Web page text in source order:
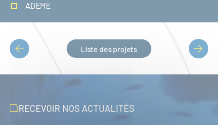
ADEME
PAGINATION
Liste des projets
RECEVOIR NOS ACTUALITÉS